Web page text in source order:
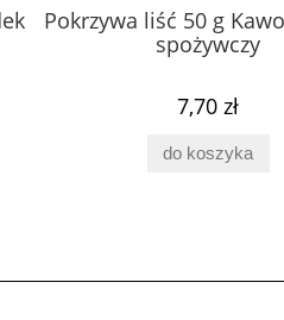
Pokrzywa liść 50 g
spożywczy
7,70 zł
do koszyka